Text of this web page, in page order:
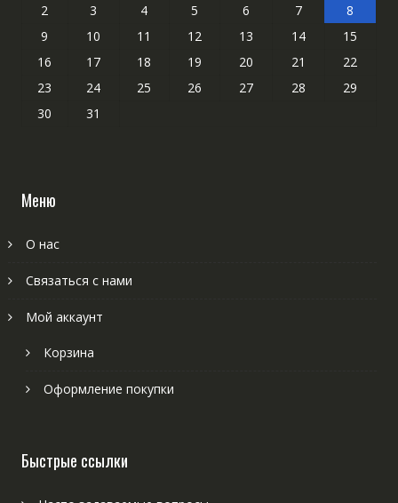
2
3 4 5 6 7
8
9
10 11 12 13 14
15
16
17 18 19 20 21
22
23
24 25 26 27 28
29
30
31
Меню
О нас
Связаться с нами
Мой аккаунт
Корзина
Оформление покупки
Быстрые ссылки